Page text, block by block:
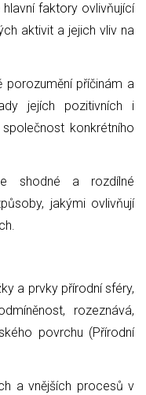
hlavní faktory ovlivňující
aktivit a jejich vliv na
porozumění příčinám a
jejích pozitivních i
konkrétního
shodné a rozdílné
jakými ovlivňují
a prvky přírodní sféry,
rozeznává,
povrchu (Přírodní
a vnějších procesů v